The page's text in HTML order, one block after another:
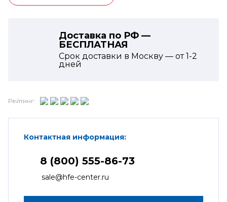
Доставка по РФ —
БЕСПЛАТНАЯ
Срок доставки в Москву — от1-2
дней
Рейтинг:
Контактная информация:
8 (800) 555-86-73
sale@hfe-center.ru